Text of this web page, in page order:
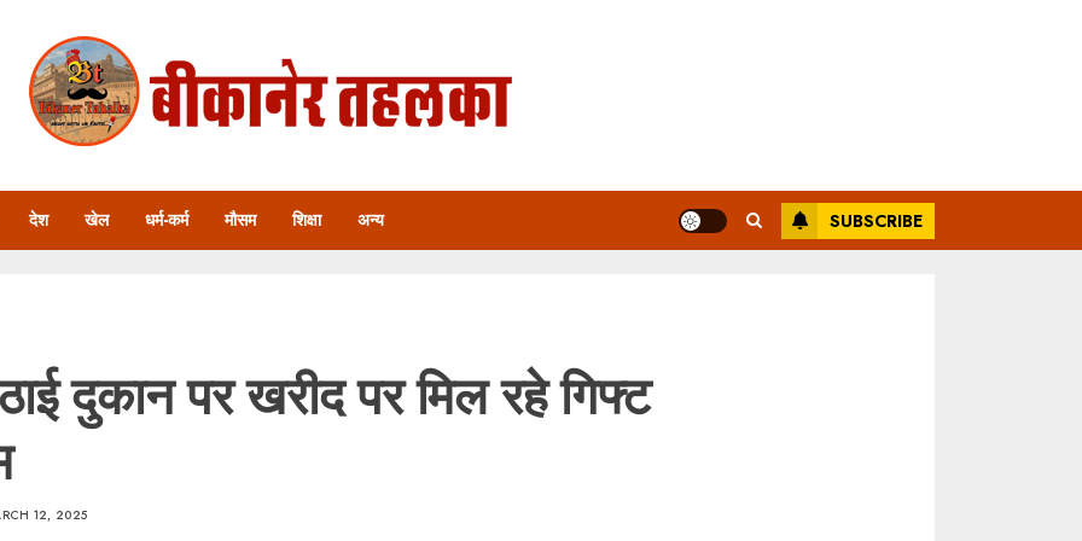
देश खेल धर्म-कर्म मौसम शिक्षा अन्य SUBSCRIBE
दुकान पर खरीद पर मिल रहे गिफ्ट
12, 2025